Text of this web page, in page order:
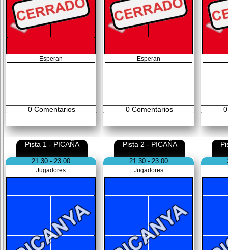
Esperan
0Comentarios
Esperan
0Comentarios 0
Pista 1 - PICAÑA
21:30 - 23:00
Jugadores
Pista 2 - PICAÑA
21:30 - 23:00
Jugadores